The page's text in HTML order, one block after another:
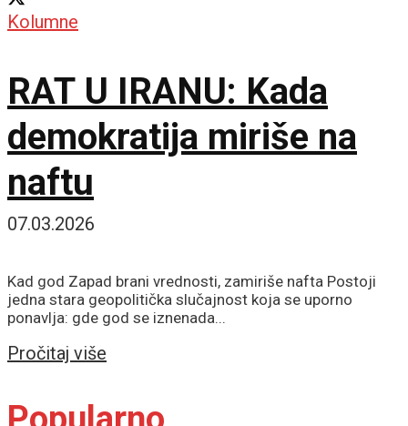
Kolumne
RAT U IRANU: Kada
demokratija miriše na
naftu
07.03.2026
Kad god Zapad brani vrednosti, zamiriše nafta Postoji
jedna stara geopolitička slučajnost koja se uporno
ponavlja: gde god se iznenada...
Pročitaj više